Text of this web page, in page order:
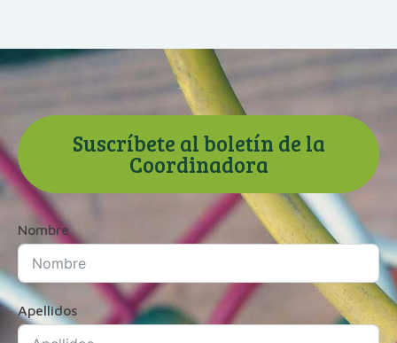
Suscríbete al boletín de la
Coordinadora
Nombre
Apellidos